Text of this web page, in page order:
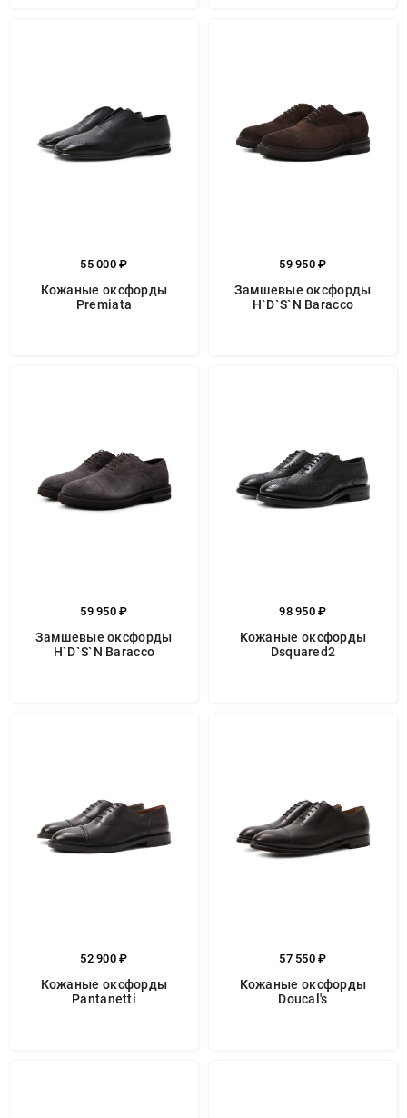
55 000 ₽
Кожаные оксфорды
Premiata
59 950 ₽
Замшевые оксфорды
H`D`S`N Baracco
59 950 ₽
Замшевые оксфорды
H`D`S`N Baracco
98 950 ₽
Кожаные оксфорды
Dsquared2
52 900 ₽
Кожаные оксфорды
Pantanetti
57 550 ₽
Кожаные оксфорды
Doucal's